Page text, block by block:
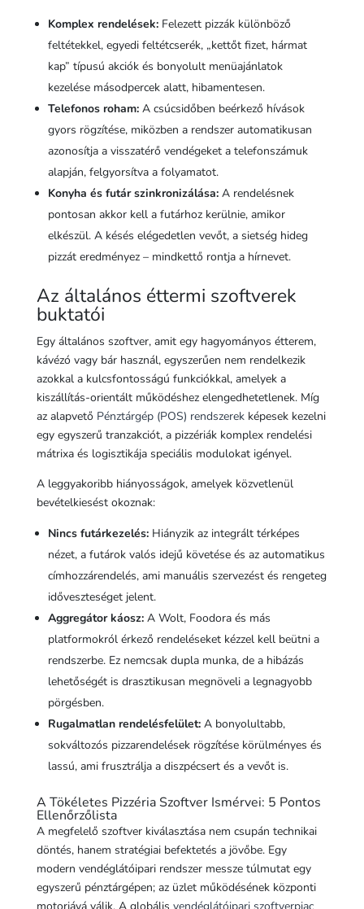
Komplex rendelések:Felezett pizzák különböző
feltétekkel, egyedi feltétcserék, „kettőt fizet, hármat
kap” típusú akciók és bonyolult menüajánlatok
kezelése másodpercek alatt, hibamentesen.
Telefonos roham:A csúcsidőben beérkező hívások
gyors rögzítése, miközben a rendszer automatikusan
azonosítja a visszatérő vendégeket a telefonszámuk
alapján, felgyorsítva a folyamatot.
Konyha és futár szinkronizálása:A rendelésnek
pontosan akkor kell a futárhoz kerülnie, amikor
elkészül. A késés elégedetlen vevőt, a sietség hideg
pizzát eredményez – mindkettő rontja a hírnevet.
Az általános éttermi szoftverek
buktatói
Egy általános szoftver, amit egy hagyományos étterem,
kávézó vagy bár használ, egyszerűen nem rendelkezik
azokkal a kulcsfontosságú funkciókkal, amelyek a
kiszállítás-orientált működéshez elengedhetetlenek. Míg
az alapvető Pénztárgép (POS) rendszerekképesek kezelni
egy egyszerű tranzakciót, a pizzériák komplex rendelési
mátrixa és logisztikája speciális modulokat igényel.
A leggyakoribb hiányosságok, amelyek közvetlenül
bevételkiesést okoznak:
Nincs futárkezelés:Hiányzik az integrált térképes
nézet, a futárok valós idejű követése és az automatikus
címhozzárendelés, ami manuális szervezést és rengeteg
időveszteséget jelent.
Aggregátor káosz:A Wolt, Foodora és más
platformokról érkező rendeléseket kézzel kell beütni a
rendszerbe. Ez nemcsak dupla munka, de a hibázás
lehetőségét is drasztikusan megnöveli a legnagyobb
pörgésben.
Rugalmatlan rendelésfelület:A bonyolultabb,
sokváltozós pizzarendelések rögzítése körülményes és
lassú, ami frusztrálja a diszpécsert és a vevőt is.
A Tökéletes Pizzéria Szoftver Ismérvei: 5 Pontos
Ellenőrzőlista
A megfelelő szoftver kiválasztása nem csupán technikai
döntés, hanem stratégiai befektetés a jövőbe. Egy
modern vendéglátóipari rendszer messze túlmutat egy
egyszerű pénztárgépen; az üzlet működésének központi